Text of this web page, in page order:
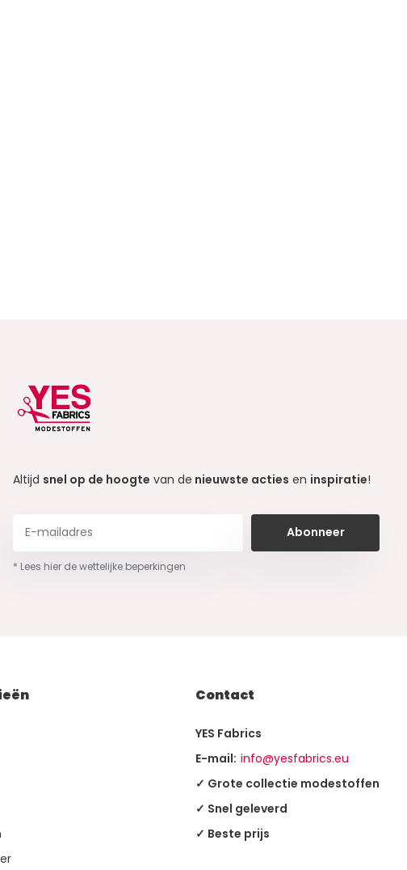
Altijd snel op de hoogte van de nieuwste acties en inspiratie!
Abonneer
* Lees hier de wettelijke beperkingen
Contact
YES Fabrics
E-mail: info@yesfabrics.eu
✓ Grote collectie modestoffen
✓ Snel geleverd
✓ Beste prijs